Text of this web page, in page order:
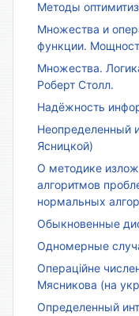
Методы
Множества и
функции.
Множества.
Роберт Столл.
Надёжность
Неопределенный
Ясницкой)
О методике
алгоритмов
нормальных
Обыкновенные
Одномерные
Операційне
Мясникова (на
Определенный